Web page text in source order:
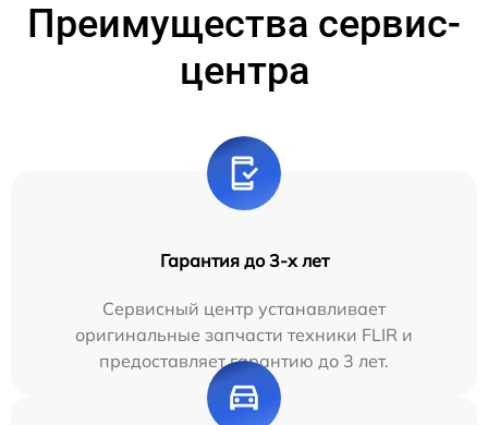
Преимущества сервис-
центра
Гарантия до 3-х лет
Сервисный центр устанавливает
оригинальные запчасти техники FLIR и
предоставляет гарантию до 3 лет.